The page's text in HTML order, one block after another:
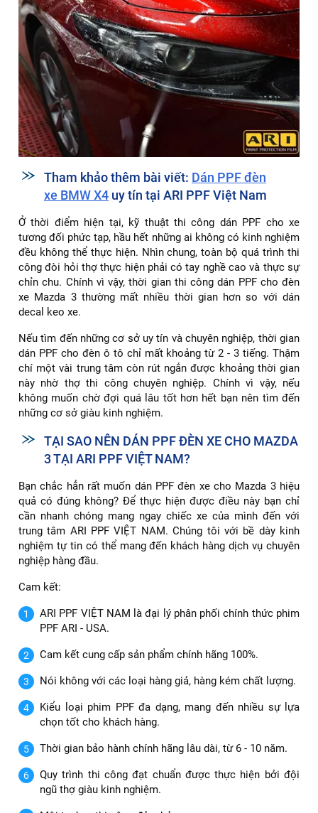
Tham khảo thêm bài viết: Dán PPF đèn
xe BMW X4 uy tín tại ARI PPF Việt Nam
Ở thời điểm hiện tại, kỹ thuật thi công dán PPF cho xe
tương đối phức tạp, hầu hết những ai không có kinh nghiệm
đều không thể thực hiện. Nhìn chung, toàn bộ quá trình thi
công đòi hỏi thợ thực hiện phải có tay nghề cao và thực sự
chỉn chu. Chính vì vậy, thời gian thi công dán PPF cho đèn
xe Mazda 3 thường mất nhiều thời gian hơn so với dán
decal keo xe.
Nếu tìm đến những cơ sở uy tín và chuyên nghiệp, thời gian
dán PPF cho đèn ô tô chỉ mất khoảng từ 2 - 3 tiếng. Thậm
chí một vài trung tâm còn rút ngắn được khoảng thời gian
này nhờ thợ thi công chuyên nghiệp. Chính vì vậy, nếu
không muốn chờ đợi quá lâu tốt hơn hết bạn nên tìm đến
những cơ sở giàu kinh nghiệm.
TẠI SAO NÊN DÁN PPF ĐÈN XE CHO MAZDA
3 TẠI ARI PPF VIỆT NAM?
Bạn chắc hẳn rất muốn dán PPF đèn xe cho Mazda 3 hiệu
quả có đúng không? Để thực hiện được điều này bạn chỉ
cần nhanh chóng mang ngay chiếc xe của mình đến với
trung tâm ARI PPF VIỆT NAM. Chúng tôi với bề dày kinh
nghiệm tự tin có thể mang đến khách hàng dịch vụ chuyên
nghiệp hàng đầu.
Cam kết:
ARI PPF VIỆT NAM là đại lý phân phối chính thức phim
PPF ARI - USA.
Cam kết cung cấp sản phẩm chính hãng 100%.
Nói không với các loại hàng giả, hàng kém chất lượng.
Kiểu loại phim PPF đa dạng, mang đến nhiều sự lựa
chọn tốt cho khách hàng.
Thời gian bảo hành chính hãng lâu dài, từ 6 - 10 năm.
Quy trình thi công đạt chuẩn được thực hiện bởi đội
ngũ thợ giàu kinh nghiệm.